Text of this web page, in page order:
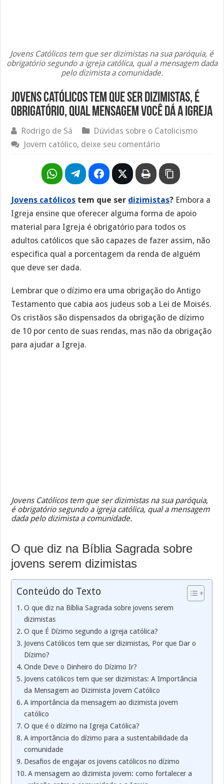
Jovens Católicos tem que ser dizimistas na sua paróquia, é
obrigatório segundo a igreja católica, qual a mensagem dada
pelo dizimista a comunidade.
Jovens católicos tem que ser dizimistas, é
obrigatório, qual mensagem você dá a igreja
Rodrigo de Sá
Dúvidas sobre o Catolicismo
Jovem católico, deixe seu comentário
Jovens católicos tem que ser dizimistas? Embora a
Igreja ensine que oferecer alguma forma de apoio
material para Igreja é obrigatório para todos os
adultos católicos que são capazes de fazer assim, não
especifica qual a porcentagem da renda de alguém
que deve ser dada.
Lembrar que o dízimo era uma obrigação do Antigo
Testamento que cabia aos judeus sob a Lei de Moisés.
Os cristãos são dispensados da obrigação de dízimo
de 10 por cento de suas rendas, mas não da obrigação
para ajudar a Igreja.
Jovens Católicos tem que ser dizimistas na sua paróquia,
é obrigatório segundo a igreja católica, qual a mensagem
dada pelo dizimista a comunidade.
O que diz na Bíblia Sagrada sobre
jovens serem dizimistas
Conteúdo do Texto
O que diz na Bíblia Sagrada sobre jovens serem
dizimistas
O que É Dízimo segundo a igreja católica?
Jovens Católicos tem que ser dizimistas, Por que Dar o
Dízimo?
Onde Deve o Dinheiro do Dízimo Ir?
Jovens católicos tem que ser dizimistas: A Importância
da Mensagem ao Dizimista Jovem Católico
A importância da mensagem ao dizimista jovem
católico
O que é o dízimo na Igreja Católica?
A importância do dízimo para a sustentabilidade da
comunidade
Desafios de engajar os jovens católicos no dízimo
A mensagem ao dizimista jovem: como fortalecer a